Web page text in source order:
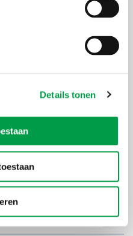
Details tonen
IPCEI-AI is Frederik De Vusser.
belang (Important
projecten die
van de
aanzienlijk
waar er anders
Bezoek onzeVLAIO-
.